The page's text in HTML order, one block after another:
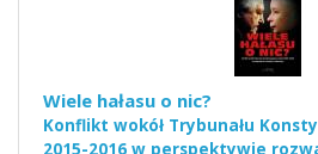
Wiele hałasu o nic?
Konflikt wokół Trybunału
2015-2016 w perspektywie